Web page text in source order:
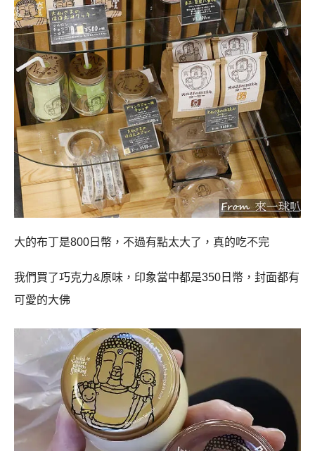
大的布丁是800日幣，不過有點太大了，真的吃不完
我們買了巧克力&原味，印象當中都是350日幣，封面都有
可愛的大佛